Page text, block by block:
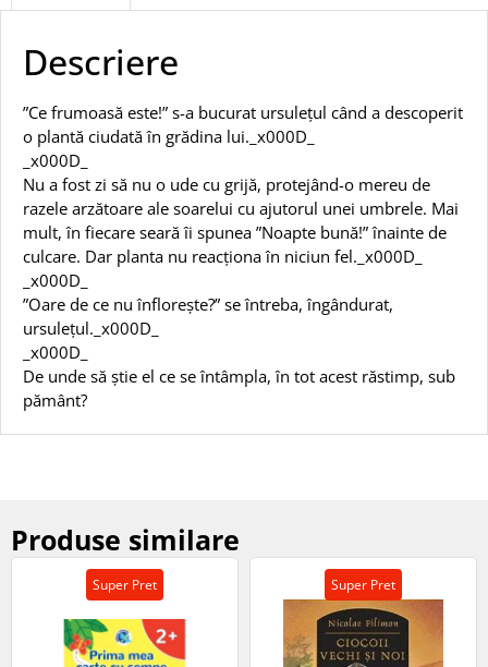
Descriere
”Ce frumoasă este!” s-a bucurat ursulețul când a descoperit
o plantă ciudată în grădina lui._x000D_
_x000D_
Nu a fost zi să nu o ude cu grijă, protejând-o mereu de
razele arzătoare ale soarelui cu ajutorul unei umbrele. Mai
mult, în fiecare seară îi spunea ”Noapte bună!” înainte de
culcare. Dar planta nu reacționa în niciun fel._x000D_
_x000D_
”Oare de ce nu înflorește?” se întreba, îngândurat,
ursulețul._x000D_
_x000D_
De unde să știe el ce se întâmpla, în tot acest răstimp, sub
pământ?
Produse similare
Super Pret Super Pret